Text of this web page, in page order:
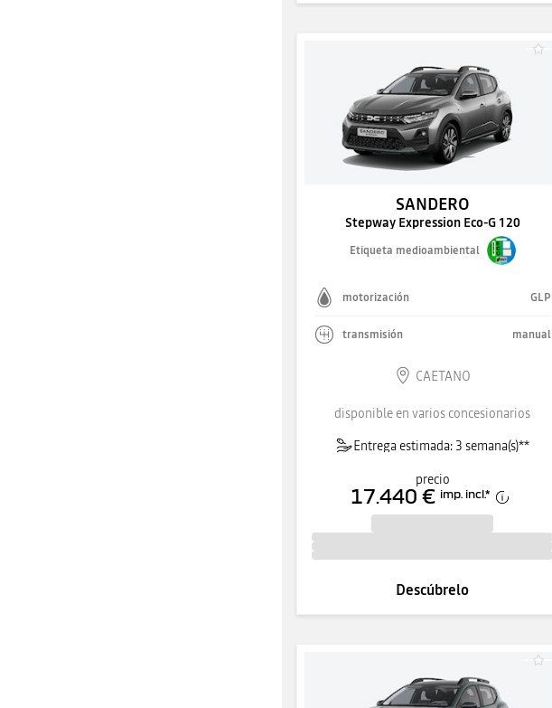
SANDERO
Stepway Expression Eco-G 120
Etiqueta medioambiental
motorización GLP
transmisión manual
CAETANO
disponible en varios concesionarios
Entrega estimada: 3 semana(s)**
precio
17.440 € imp. incl.*
Descúbrelo